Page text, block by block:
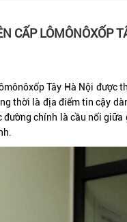
CẤP LÔMÔNÔXỐP
Tây Hà Nội được
thời là địa điểm tin cậy
chính là cầu nối